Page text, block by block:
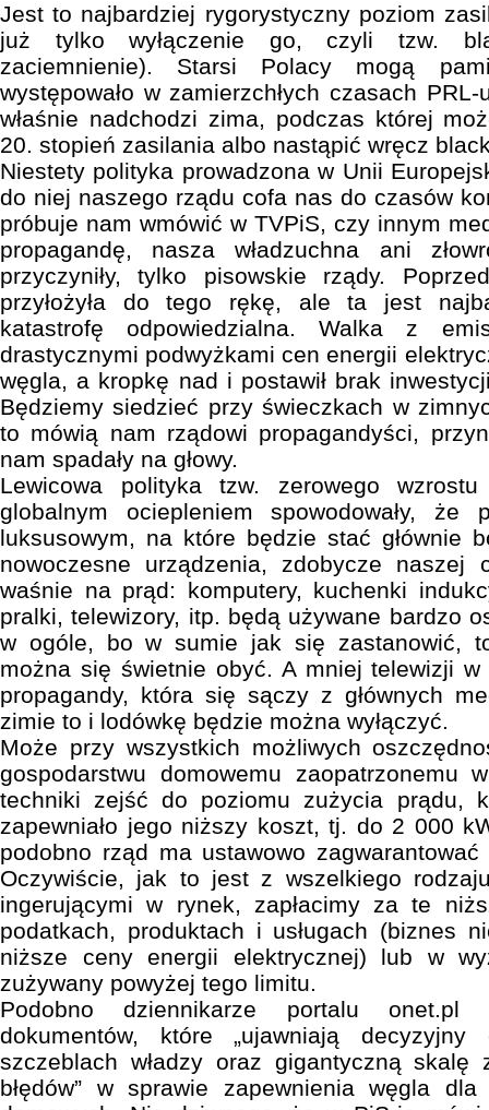
Jest to najbardziej rygorystyczny poziom
już tylko wyłączenie go, czyli tzw.
zaciemnienie). Starsi Polacy mogą
występowało w zamierzchłych czasach
właśnie nadchodzi zima, podczas której
20. stopień zasilania albo nastąpić wręcz
Niestety polityka prowadzona w Unii
do niej naszego rządu cofa nas do czasów
próbuje nam wmówić w TVPiS, czy innym
propagandę, nasza władzuchna ani
przyczyniły, tylko pisowskie rządy.
przyłożyła do tego rękę, ale ta jest
katastrofę odpowiedzialna. Walka z
drastycznymi podwyżkami cen energii
węgla, a kropkę nad i postawił brak
Będziemy siedzieć przy świeczkach w
to mówią nam rządowi propagandyści,
nam spadały na głowy.
Lewicowa polityka tzw. zerowego
globalnym ociepleniem spowodowały,
luksusowym, na które będzie stać głównie
nowoczesne urządzenia, zdobycze naszej
waśnie na prąd: komputery, kuchenki
pralki, telewizory, itp. będą używane bardzo
w ogóle, bo w sumie jak się zastanowić,
można się świetnie obyć. A mniej telewizji w
propagandy, która się sączy z głównych
zimie to i lodówkę będzie można wyłączyć.
Może przy wszystkich możliwych
gospodarstwu domowemu zaopatrzonemu
techniki zejść do poziomu zużycia prądu,
zapewniało jego niższy koszt, tj. do 2 000
podobno rząd ma ustawowo
Oczywiście, jak to jest z wszelkiego
ingerującymi w rynek, zapłacimy za te
podatkach, produktach i usługach (biznes
niższe ceny energii elektrycznej) lub w
zużywany powyżej tego limitu.
Podobno dziennikarze portalu
dokumentów, które „ujawniają
szczeblach władzy oraz gigantyczną skalę
błędów” w sprawie zapewnienia węgla